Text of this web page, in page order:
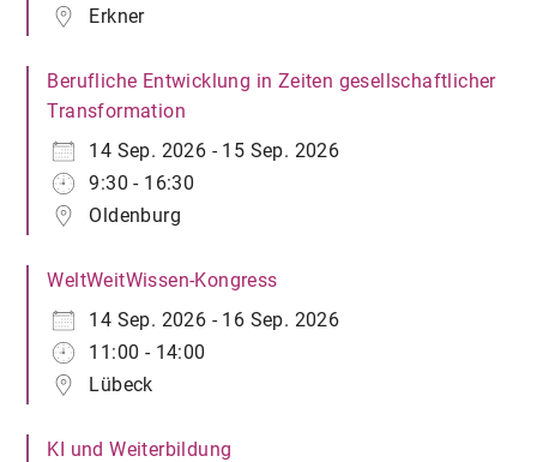
Erkner
Berufliche Entwicklung in Zeiten gesellschaftlicher
Transformation
14 Sep. 2026 - 15 Sep. 2026
9:30 - 16:30
Oldenburg
WeltWeitWissen-Kongress
14 Sep. 2026 - 16 Sep. 2026
11:00 - 14:00
Lübeck
KI und Weiterbildung